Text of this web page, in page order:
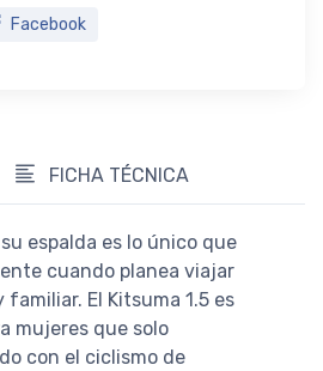
Facebook
FICHA TÉCNICA
espalda es lo único que
cuando planea viajar
El Kitsuma 1.5 es
mujeres que solo
con el ciclismo de